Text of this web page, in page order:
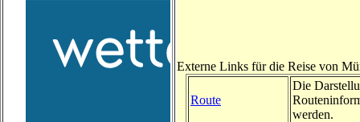
Externe Links für die Reise von
Route
Die
werden.